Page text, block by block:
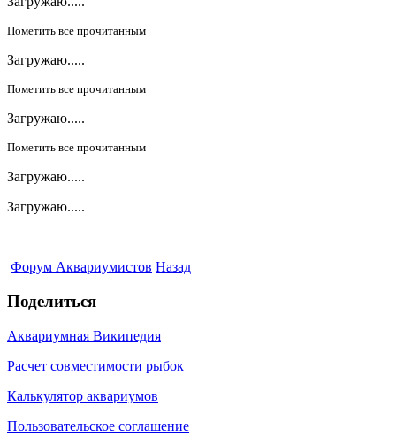
Пометить все прочитанным
Загружаю.....
Пометить все прочитанным
Загружаю.....
Пометить все прочитанным
Загружаю.....
Загружаю.....
Форум Аквариумистов Назад
Поделиться
Аквариумная Википедия
Расчет совместимости рыбок
Калькулятор аквариумов
Пользовательское соглашение